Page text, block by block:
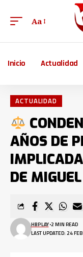
Aa
Inicio Actualidad
ACTUALIDAD
AÑOS DE
DE
LAST UPDATED: 24
HBPLAY 2 MIN READ